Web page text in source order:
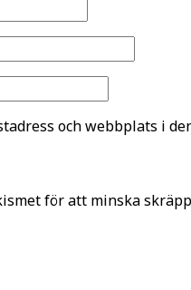
och webbplats i
för att minska